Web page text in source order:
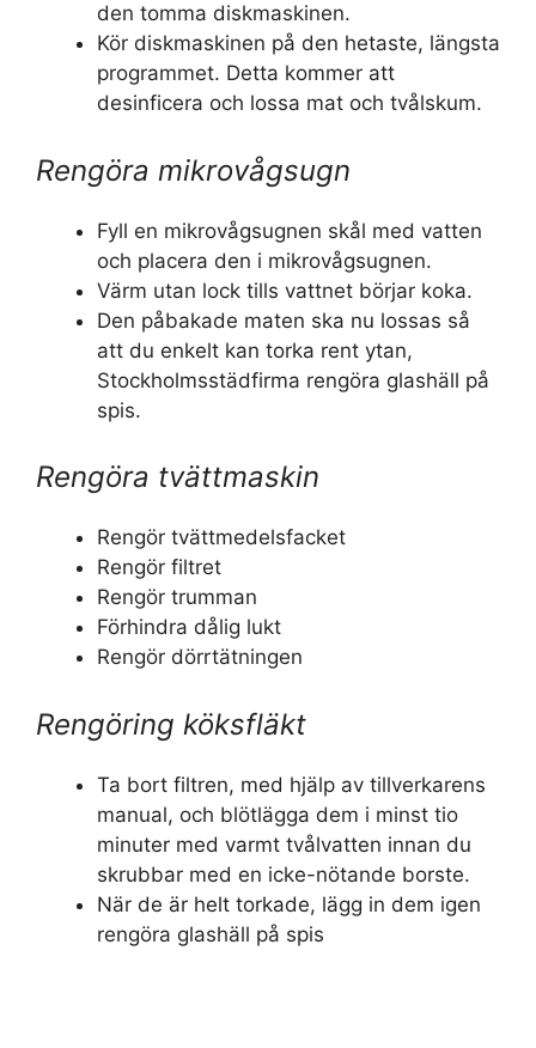
den tomma diskmaskinen.
Kör diskmaskinen på den hetaste, längsta
programmet. Detta kommer att
desinficera och lossa mat och tvålskum.
Rengöra mikrovågsugn
Fyll en mikrovågsugnen skål med vatten
och placera den i mikrovågsugnen.
Värm utan lock tills vattnet börjar koka.
Den påbakade maten ska nu lossas så
att du enkelt kan torka rent ytan,
Stockholmsstädfirma rengöra glashäll på
spis.
Rengöra tvättmaskin
Rengör tvättmedelsfacket
Rengör filtret
Rengör trumman
Förhindra dålig lukt
Rengör dörrtätningen
Rengöring köksfläkt
Ta bort filtren, med hjälp av tillverkarens
manual, och blötlägga dem i minst tio
minuter med varmt tvålvatten innan du
skrubbar med en icke-nötande borste.
När de är helt torkade, lägg in dem igen
rengöra glashäll på spis